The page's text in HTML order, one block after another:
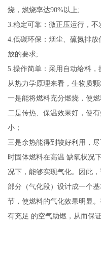
烧，燃烧率达90%以上;
3.稳定可靠：微正压运行，不
4.低碳环保：烟尘、硫氮排放
放的要求;
5.操作简单：采用自动给料，
从热力学原理来看，生物质
一是能将燃料充分燃烧，使
二是传热、保温效果好，使
小；
三是余热能得到较好利用，
时固体燃料在高温 缺氧状况
况下，能够实现气化。因此
部分（气化段）设计成一个
节，使燃料的气化效果明显
有充足 的空气助燃，从而保